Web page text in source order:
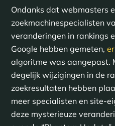
Ondanks dat webmasters
zoekmachinespecialisten
veranderingen in rankings
Google hebben gemeten,
algoritme was aangepast.
degelijk wijzigingen in de
zoekresultaten hebben
meer specialisten en site-
deze mysterieuze